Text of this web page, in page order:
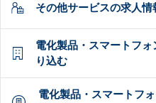
その他サービスの求人
電化製品・スマートフ
り込む
電化製品・スマートフ